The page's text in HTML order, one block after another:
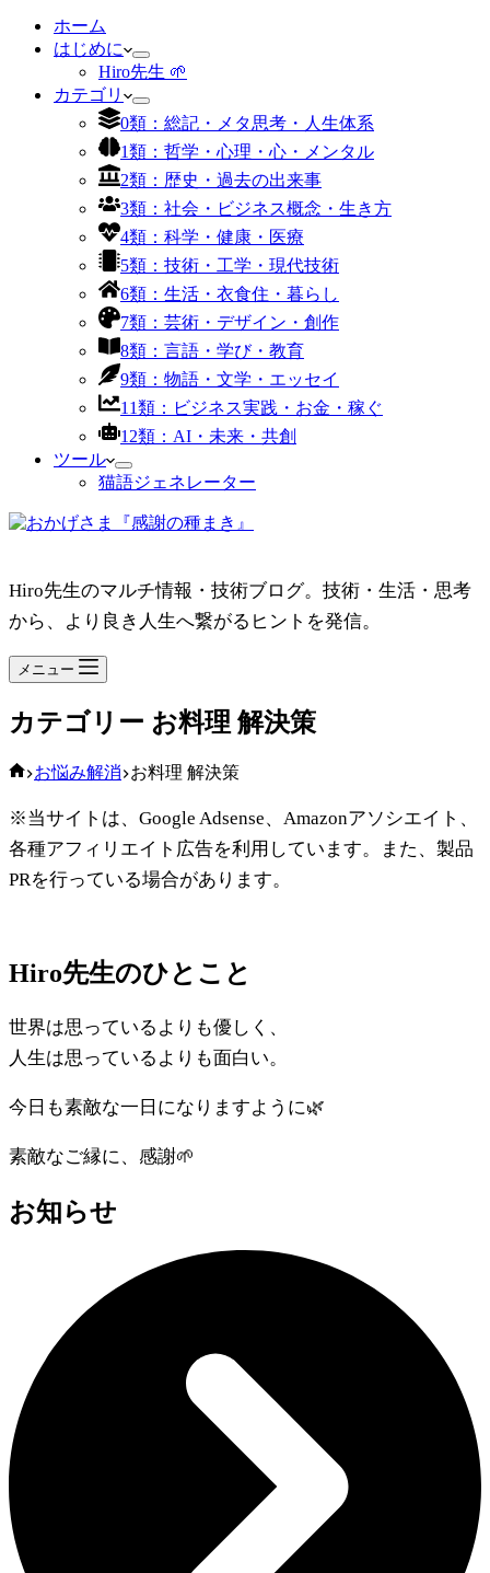
ホーム
はじめに
Hiro先生 🌱
カテゴリ
0類：総記・メタ思考・人生体系
1類：哲学・心理・心・メンタル
2類：歴史・過去の出来事
3類：社会・ビジネス概念・生き方
4類：科学・健康・医療
5類：技術・工学・現代技術
6類：生活・衣食住・暮らし
7類：芸術・デザイン・創作
8類：言語・学び・教育
9類：物語・文学・エッセイ
11類：ビジネス実践・お金・稼ぐ
12類：AI・未来・共創
ツール
猫語ジェネレーター
Hiro先生のマルチ情報・技術ブログ。技術・生活・思考
から、より良き人生へ繋がるヒントを発信。
メニュー
カテゴリー お料理 解決策
ホ
ム
お悩み解消 お料理 解決策
※当サイトは、Google Adsense、Amazonアソシエイト、
各種アフィリエイト広告を利用しています。また、製品
PRを行っている場合があります。
Hiro先生のひとこと
世界は思っているよりも優しく、
人生は思っているよりも面白い。
今日も素敵な一日になりますように🌿
素敵なご縁に、感謝🌱
お知らせ